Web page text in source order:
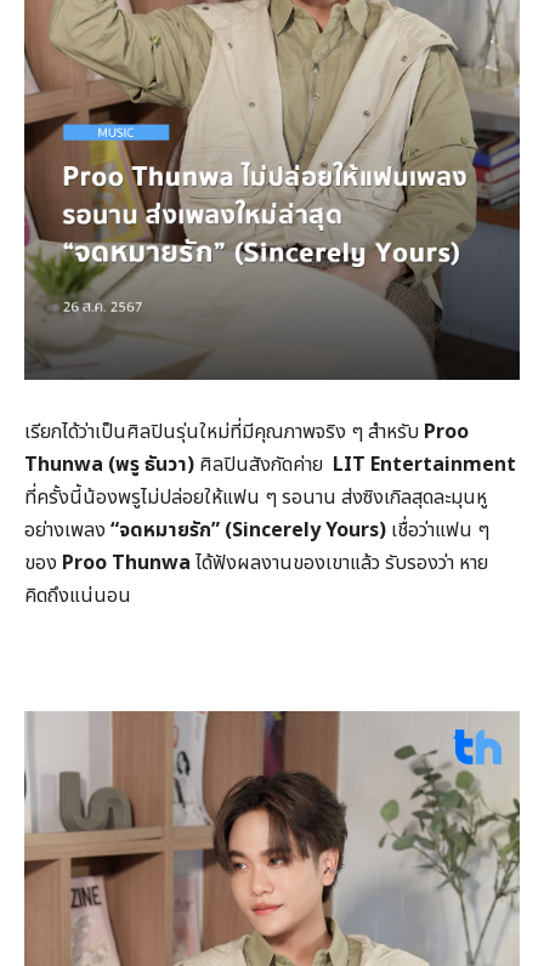
เรียกได้ว่าเป็นศิลปินรุ่นใหม่ที่มีคุณภาพจริง ๆ สำหรับ Proo
Thunwa (พรู ธันวา) ศิลปินสังกัดค่าย LIT Entertainment
ที่ครั้งนี้น้องพรูไม่ปล่อยให้แฟน ๆ รอนาน ส่งซิงเกิลสุดละมุนหู
อย่างเพลง “จดหมายรัก” (Sincerely Yours) เชื่อว่าแฟน ๆ
ของ Proo Thunwa ได้ฟังผลงานของเขาแล้ว รับรองว่า หาย
คิดถึงแน่นอน